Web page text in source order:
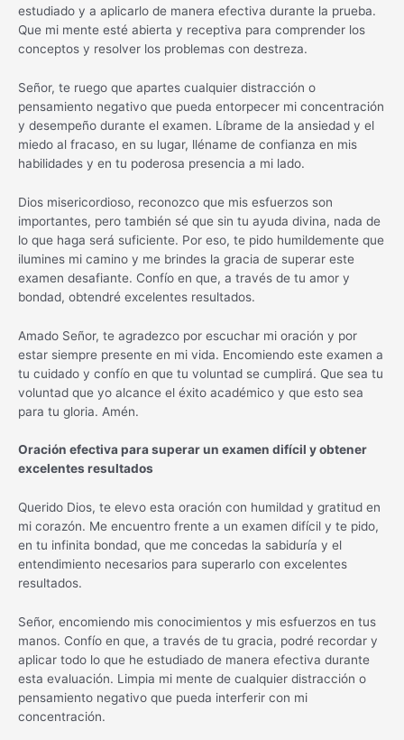
estudiado y a aplicarlo de manera efectiva durante la prueba.
Que mi mente esté abierta y receptiva para comprender los
conceptos y resolver los problemas con destreza.
Señor, te ruego que apartes cualquier distracción o
pensamiento negativo que pueda entorpecer mi concentración
y desempeño durante el examen. Líbrame de la ansiedad y el
miedo al fracaso, en su lugar, lléname de confianza en mis
habilidades y en tu poderosa presencia a mi lado.
Dios misericordioso, reconozco que mis esfuerzos son
importantes, pero también sé que sin tu ayuda divina, nada de
lo que haga será suficiente. Por eso, te pido humildemente que
ilumines mi camino y me brindes la gracia de superar este
examen desafiante. Confío en que, a través de tu amor y
bondad, obtendré excelentes resultados.
Amado Señor, te agradezco por escuchar mi oración y por
estar siempre presente en mi vida. Encomiendo este examen a
tu cuidado y confío en que tu voluntad se cumplirá. Que sea tu
voluntad que yo alcance el éxito académico y que esto sea
para tu gloria. Amén.
Oración efectiva para superar un examen difícil y obtener
excelentes resultados
Querido Dios, te elevo esta oración con humildad y gratitud en
mi corazón. Me encuentro frente a un examen difícil y te pido,
en tu infinita bondad, que me concedas la sabiduría y el
entendimiento necesarios para superarlo con excelentes
resultados.
Señor, encomiendo mis conocimientos y mis esfuerzos en tus
manos. Confío en que, a través de tu gracia, podré recordar y
aplicar todo lo que he estudiado de manera efectiva durante
esta evaluación. Limpia mi mente de cualquier distracción o
pensamiento negativo que pueda interferir con mi
concentración.